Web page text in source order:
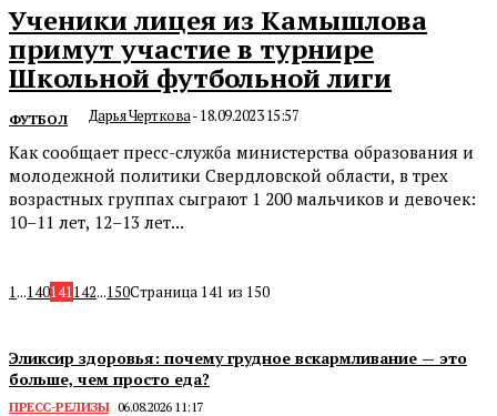
Ученики лицея из Камышлова
примут участие в турнире
Школьной футбольной лиги
ФУТБОЛ Дарья Черткова-18.09.2023 15:57
Как сообщает пресс-служба министерства образования и
молодежной политики Свердловской области, в трех
возрастных группах сыграют 1 200 мальчиков и девочек:
10–11 лет, 12–13 лет...
1...140141142...150Страница 141 из 150
Эликсир здоровья: почему грудное вскармливание — это
больше, чем просто еда?
ПРЕСС-РЕЛИЗЫ 06.08.2026 11:17